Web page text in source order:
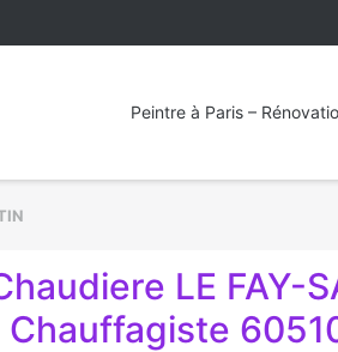
Peintre à Paris –
LE FAY-
Chauffagiste